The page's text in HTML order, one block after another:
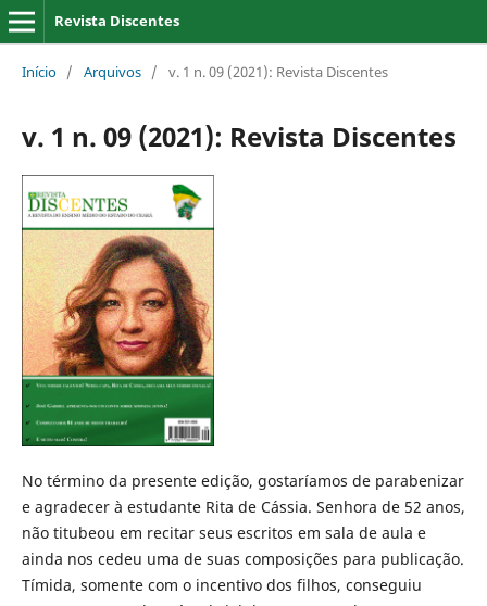
Revista Discentes
Início / Arquivos / v. 1 n. 09 (2021): Revista Discentes
v. 1 n. 09 (2021): Revista Discentes
No término da presente edição, gostaríamos de parabenizar
e agradecer à estudante Rita de Cássia. Senhora de 52 anos,
não titubeou em recitar seus escritos em sala de aula e
ainda nos cedeu uma de suas composições para publicação.
Tímida, somente com o incentivo dos filhos, conseguiu